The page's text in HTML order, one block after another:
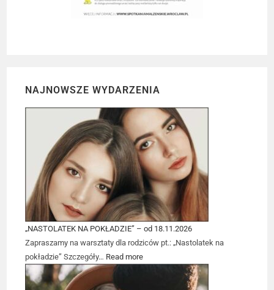
NAJNOWSZE WYDARZENIA
„NASTOLATEK NA POKŁADZIE” – od 18.11.2026
Zapraszamy na warsztaty dla rodziców pt.: „Nastolatek na
pokładzie” Szczegóły… Read more